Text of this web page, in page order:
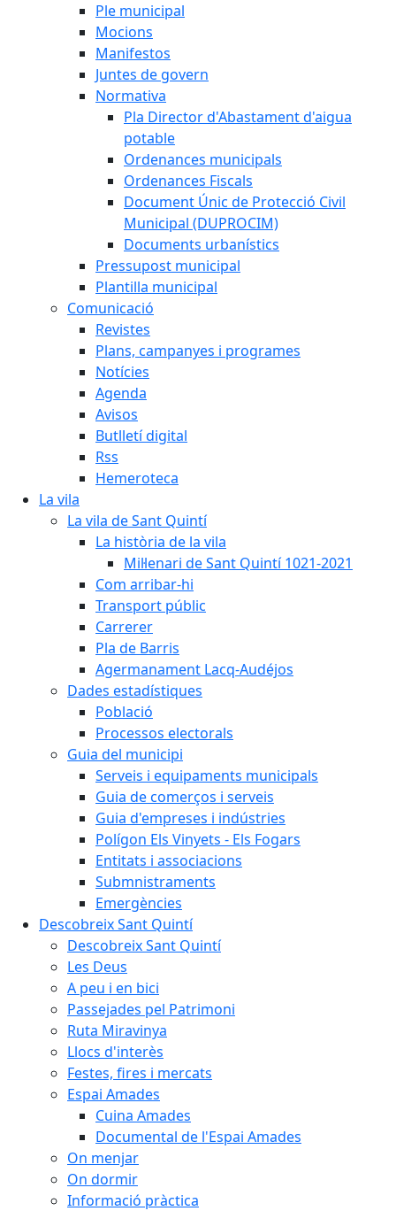
Ple municipal
Mocions
Manifestos
Juntes de govern
Normativa
Pla Director d'Abastament d'aigua
potable
Ordenances municipals
Ordenances Fiscals
Document Únic de Protecció Civil
Municipal (DUPROCIM)
Documents urbanístics
Pressupost municipal
Plantilla municipal
Comunicació
Revistes
Plans, campanyes i programes
Notícies
Agenda
Avisos
Butlletí digital
Rss
Hemeroteca
La vila
La vila de Sant Quintí
La història de la vila
Mil·lenari de Sant Quintí 1021-2021
Com arribar-hi
Transport públic
Carrerer
Pla de Barris
Agermanament Lacq-Audéjos
Dades estadístiques
Població
Processos electorals
Guia del municipi
Serveis i equipaments municipals
Guia de comerços i serveis
Guia d'empreses i indústries
Polígon Els Vinyets - Els Fogars
Entitats i associacions
Submnistraments
Emergències
Descobreix Sant Quintí
Descobreix Sant Quintí
Les Deus
A peu i en bici
Passejades pel Patrimoni
Ruta Miravinya
Llocs d'interès
Festes, fires i mercats
Espai Amades
Cuina Amades
Documental de l'Espai Amades
On menjar
On dormir
Informació pràctica